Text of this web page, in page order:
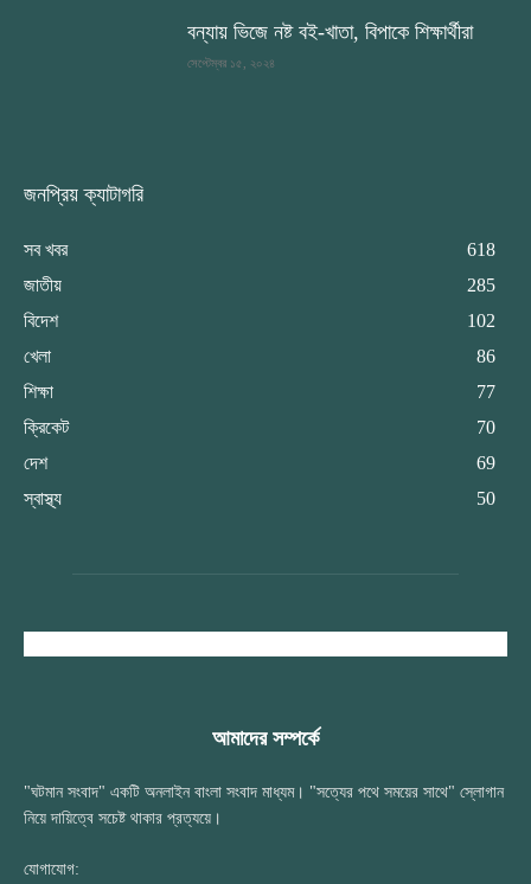
বন্যায় ভিজে নষ্ট বই-খাতা, বিপাকে শিক্ষার্থীরা
সেপ্টেম্বর ১৫, ২০২৪
জনপ্রিয় ক্যাটাগরি
সব খবর
618
জাতীয়
285
বিদেশ
102
খেলা
86
শিক্ষা
77
ক্রিকেট
70
দেশ
69
স্বাস্থ্য
50
আমাদের সম্পর্কে
"ঘটমান সংবাদ" একটি অনলাইন বাংলা সংবাদ মাধ্যম। "সত্যের পথে সময়ের সাথে" স্লোগান
নিয়ে দায়িত্বে সচেষ্ট থাকার প্রত্যয়ে।
যোগাযোগ: